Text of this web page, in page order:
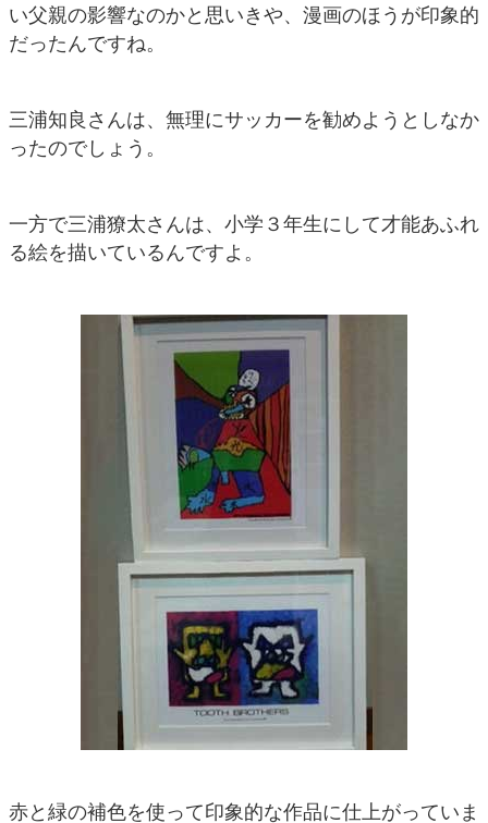
い父親の影響なのかと思いきや、漫画のほうが印象的
だったんですね。
三浦知良さんは、無理にサッカーを勧めようとしなか
ったのでしょう。
一方で三浦獠太さんは、小学３年生にして才能あふれ
る絵を描いているんですよ。
赤と緑の補色を使って印象的な作品に仕上がっていま